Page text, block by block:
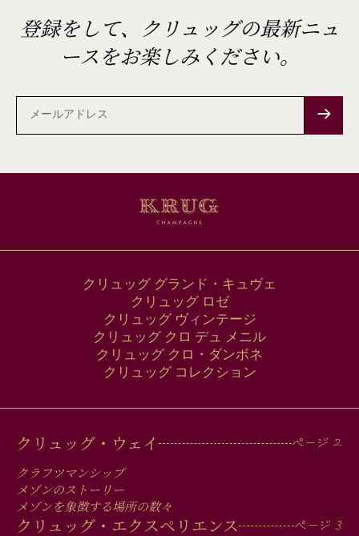
登録をして、クリュッグの最新ニュ
ースをお楽しみください。
メ
ー
ル
ア
ド
クリュッグ グランド・キュヴェ
クリュッグ ロゼ
クリュッグ ヴィンテージ
クリュッグ クロ デュ メニル
クリュッグ クロ・ダンボネ
クリュッグ コレクション
MAIN
MEN
IN
クリュッグ・ウェイ
クラフツマンシップ
メゾンのストーリー
メゾンを象徴する場所の数々
クリュッグ・エクスペリエンス